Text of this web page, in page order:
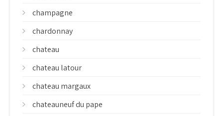
champagne
chardonnay
chateau
chateau latour
chateau margaux
chateauneuf du pape